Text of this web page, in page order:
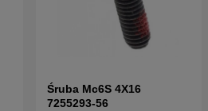
Śruba Mc6S 4X16
7255293-56